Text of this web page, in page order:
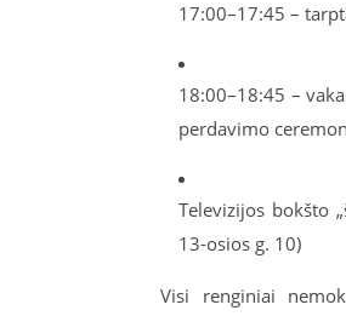
17:00–17:45 –
18:00–18:45 –
perdavimo
Televizijos bokšto
13-osios g. 10)
Visi renginiai